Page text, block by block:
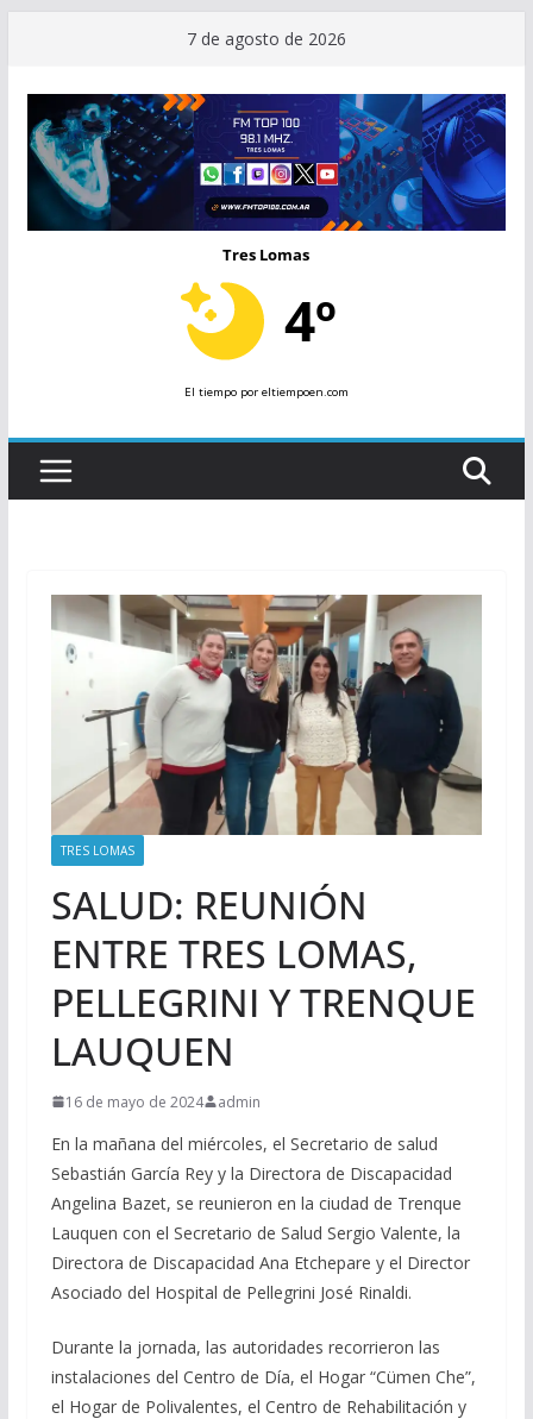
contenido
7 de agosto de 2026
Tres Lomas
4º
El tiempopor eltiempoen.com
TRES LOMAS
SALUD: REUNIÓN
ENTRE TRES LOMAS,
PELLEGRINI Y TRENQUE
LAUQUEN
16 de mayo de 2024 admin
En la mañana del miércoles, el Secretario de salud
Sebastián García Rey y la Directora de Discapacidad
Angelina Bazet, se reunieron en la ciudad de Trenque
Lauquen con el Secretario de Salud Sergio Valente, la
Directora de Discapacidad Ana Etchepare y el Director
Asociado del Hospital de Pellegrini José Rinaldi.
Durante la jornada, las autoridades recorrieron las
instalaciones del Centro de Día, el Hogar “Cümen Che”,
el Hogar de Polivalentes, el Centro de Rehabilitación y